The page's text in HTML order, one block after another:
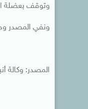
وتوقف بعضلة
ونفي المصدر
المصدر: وكالة